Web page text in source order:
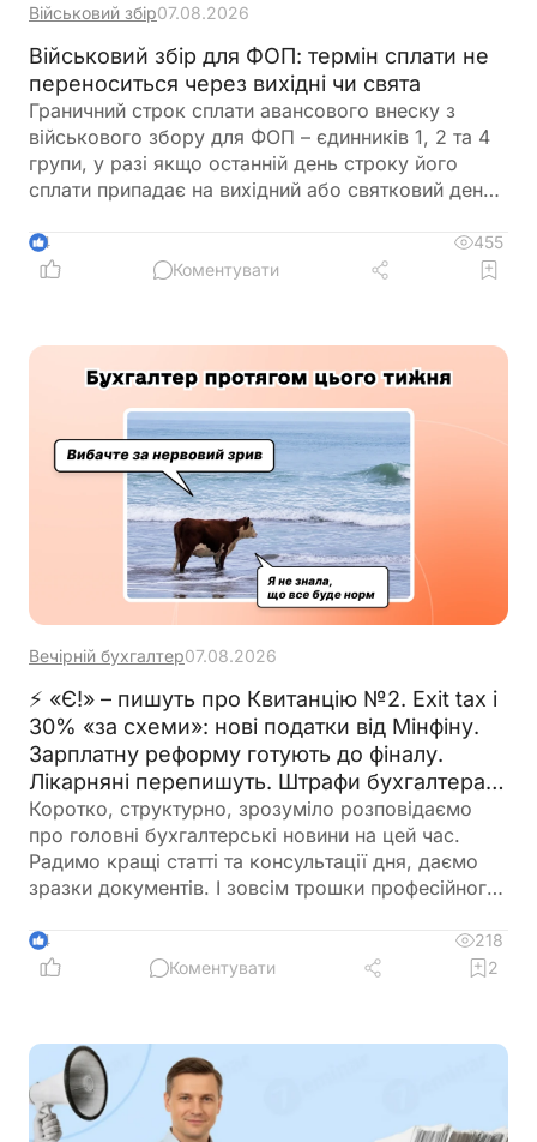
Військовий збір07.08.2026
Військовий збір для ФОП: термін сплати не
переноситься через вихідні чи свята
Граничний строк сплати авансового внеску з
військового збору для ФОП – єдинників 1, 2 та 4
групи, у разі якщо останній день строку його
сплати припадає на вихідний або святковий день,
за вихідним або святковим днем
4
455
Коментувати
Вечірній бухгалтер07.08.2026
⚡ «Є!» – пишуть про Квитанцію №2. Exit tax і
30% «за схеми»: нові податки від Мінфіну.
Зарплатну реформу готують до фіналу.
Лікарняні перепишуть. Штрафи бухгалтерам
– теж. 🙋‍♀️ Вечірній бухгалтер від 07.08.2026
Коротко, структурно, зрозуміло розповідаємо
про головні бухгалтерські новини на цей час.
Радимо кращі статті та консультації дня, даємо
зразки документів. І зовсім трошки професійного
4
218
Коментувати
2